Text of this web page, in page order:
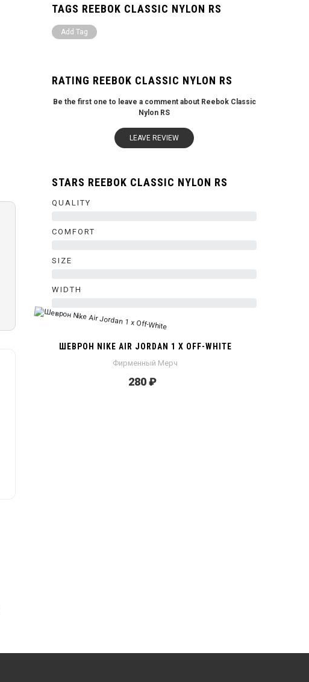
TAGS REEBOK CLASSIC NYLON RS
Add Tag
RATING REEBOK CLASSIC NYLON RS
Be the first one to leave a comment about Reebok Classic
Nylon RS
LEAVE REVIEW
STARS REEBOK CLASSIC NYLON RS
QUALITY
COMFORT
SIZE
WIDTH
ШЕВРОН NIKE AIR JORDAN 1 X OFF-WHITE
Фирменный Мерч
280 ₽